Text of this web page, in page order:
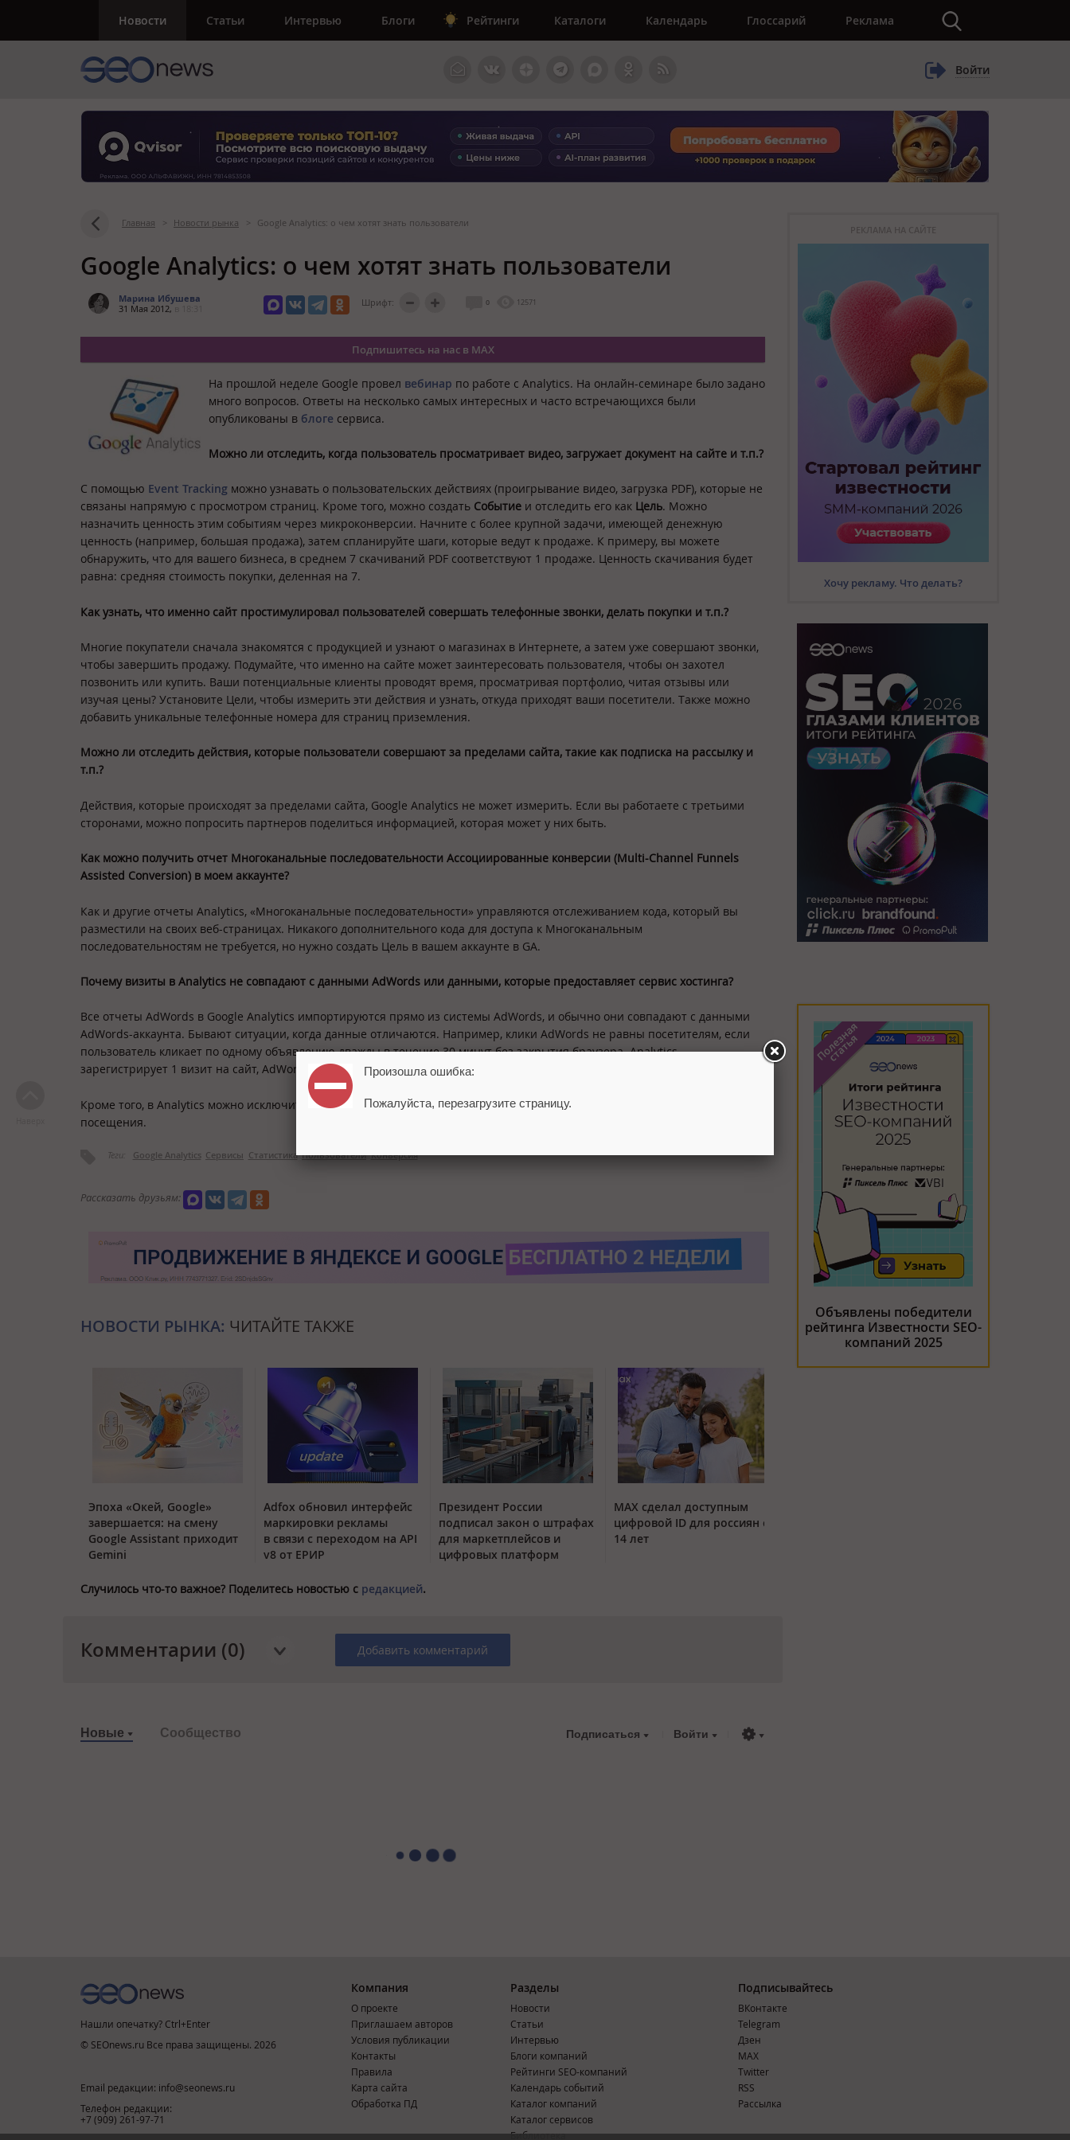
Новости Статьи Интервью Блоги Рейтинги Каталоги Календарь Глоссарий Реклама
Войти
Главная > Новости рынка > Google Analytics: о чем хотят знать пользователи
Google Analytics: о чем хотят знать пользователи
Марина Ибушева
31 Мая 2012,
Шрифт: 0 12571
Подпишитесь на нас в MAX
На прошлой неделе Google провел вебинар по работе с Analytics. На онлайн-семинаре было задано
много вопросов. Ответы на несколько самых интересных и часто встречающихся были
опубликованы в блоге сервиса.
Можно ли отследить, когда пользователь просматривает видео, загружает документ на сайте и т.п.?
С помощью Event Tracking можно узнавать о пользовательских действиях (проигрывание видео, загрузка PDF), которые не
связаны напрямую с просмотром страниц. Кроме того, можно создать Событие и отследить его как Цель. Можно
назначить ценность этим событиям через микроконверсии. Начните с более крупной задачи, имеющей денежную
ценность (например, большая продажа), затем спланируйте шаги, которые ведут к продаже. К примеру, вы можете
обнаружить, что для вашего бизнеса, в среднем 7 скачиваний PDF соответствуют 1 продаже. Ценность скачивания будет
равна: средняя стоимость покупки, деленная на 7.
Как узнать, что именно сайт простимулировал пользователей совершать телефонные звонки, делать покупки и т.п.?
Многие покупатели сначала знакомятся с продукцией и узнают о магазинах в Интернете, а затем уже совершают звонки,
чтобы завершить продажу. Подумайте, что именно на сайте может заинтересовать пользователя, чтобы он захотел
позвонить или купить. Ваши потенциальные клиенты проводят время, просматривая портфолио, читая отзывы или
изучая цены? Установите Цели, чтобы измерить эти действия и узнать, откуда приходят ваши посетители. Также можно
добавить уникальные телефонные номера для страниц приземления.
Можно ли отследить действия, которые пользователи совершают за пределами сайта, такие как подписка на рассылку и
т.п.?
Действия, которые происходят за пределами сайта, Google Analytics не может измерить. Если вы работаете с третьими
сторонами, можно попросить партнеров поделиться информацией, которая может у них быть.
Как можно получить отчет Многоканальные последовательности Ассоциированные конверсии (Multi-Channel Funnels
Assisted Conversion) в моем аккаунте?
Как и другие отчеты Analytics, «Многоканальные последовательности» управляются отслеживанием кода, который вы
разместили на своих веб-страницах. Никакого дополнительного кода для доступа к Многоканальным
последовательностям не требуется, но нужно создать Цель в вашем аккаунте в GA.
Почему визиты в Analytics не совпадают с данными AdWords или данными, которые предоставляет сервис хостинга?
Все отчеты AdWords в Google Analytics импортируются прямо из системы AdWords, и обычно они совпадают с данными
AdWords-аккаунта. Бывают ситуации, когда данные отличаются. Например, клики AdWords не равны посетителям, если
пользователь кликает по одному объявлению дважды в течение 30 минут без закрытия браузера. Analytics
зарегистрирует 1 визит на сайт, AdWords зафиксирует 2 клика.
Кроме того, в Analytics можно исключить подсчет визитов с IP вашей компании, однако сервис хостинга может считать эти
посещения.
Теги: Google Analytics Сервисы Статистика Пользователи Конверсия
Рассказать друзьям:
НОВОСТИ РЫНКА: ЧИТАЙТЕ ТАКЖЕ
Эпоха «Окей, Google»
завершается: на смену
Google Assistant приходит
Gemini
Adfox обновил интерфейс
маркировки рекламы
в связи с переходом на API
v8 от ЕРИР
Президент России
подписал закон о штрафах
для маркетплейсов и
цифровых платформ
MAX сделал доступным
цифровой ID для россиян с
14 лет
Случилось что-то важное? Поделитесь новостью с редакцией.
Комментарии (0) Добавить комментарий
Новые Сообщество Подписаться Войти
РЕКЛАМА НА САЙТЕ
Хочу рекламу. Что делать?
Объявлены победители
рейтинга Известности SEO-
компаний 2025
Нашли опечатку? Ctrl+Enter
© SEOnews.ru Все права защищены. 2026
Email редакции: info@seonews.ru
Телефон редакции:
+7 (909) 261-97-71
Компания
О проекте
Приглашаем авторов
Условия публикации
Контакты
Правила
Карта сайта
Обработка ПД
Разделы
Новости
Статьи
Интервью
Блоги компаний
Рейтинги SEO-компаний
Календарь событий
Каталог компаний
Каталог сервисов
Библиотека
Подписывайтесь
ВКонтакте
Telegram
Дзен
MAX
Тwitter
RSS
Рассылка
Произошла ошибка:
Пожалуйста, перезагрузите страницу.